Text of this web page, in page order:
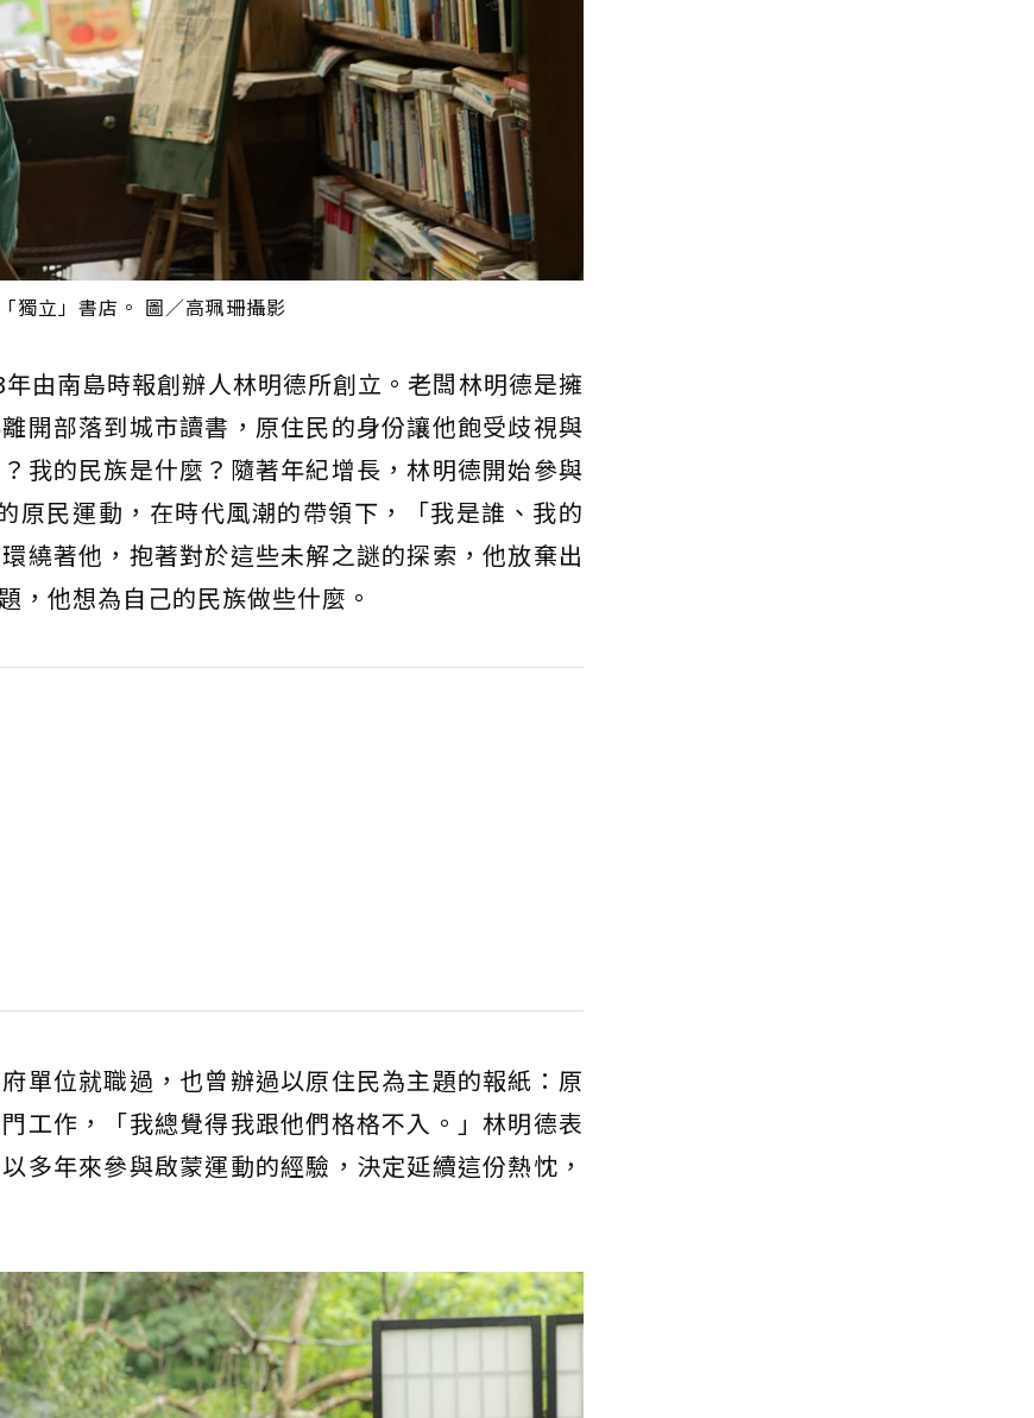
獨立」書店。 圖／高珮珊攝影
由南島時報創辦人林明德所創立。老闆林明德是擁
開部落到城市讀書，原住民的身份讓他飽受歧視與
我的民族是什麼？隨著年紀增長，林明德開始參與
原民運動，在時代風潮的帶領下，「我是誰、我的
繞著他，抱著對於這些未解之謎的探索，他放棄出
，他想為自己的民族做些什麼。
單位就職過，也曾辦過以原住民為主題的報紙：原
工作，「我總覺得我跟他們格格不入。」林明德表
多年來參與啟蒙運動的經驗，決定延續這份熱忱，